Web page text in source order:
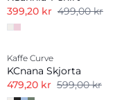
399,20 kr 499,00 kr
-20%
Kaffe Curve
KCnana Skjorta
479,20 kr 599,00 kr